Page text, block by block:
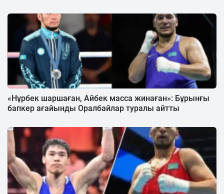
«Нұрбек шаршаған, Айбек масса жинаған»: Бұрынғы
бапкер ағайынды Оралбайлар туралы айтты